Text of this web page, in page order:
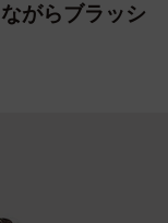
がらブラッシ